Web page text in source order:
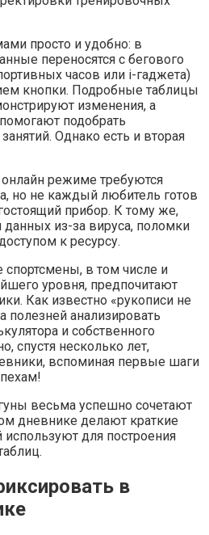
просто и удобно: в
переносятся с бегового
часов или i-гаджета)
кнопки. Подробные таблицы
изменения, а
подобрать
Однако есть и вторая
режиме требуются
но не каждый любитель готов
прибор. К тому же,
данных из-за вируса, поломки
к ресурсу.
в том числе и
уровня, предпочитают
Как известно «рукописи не
полезней анализировать
и собственного
спустя несколько лет,
вспоминая первые шаги
весьма успешно сочетают
дневнике делают краткие
для построения
в